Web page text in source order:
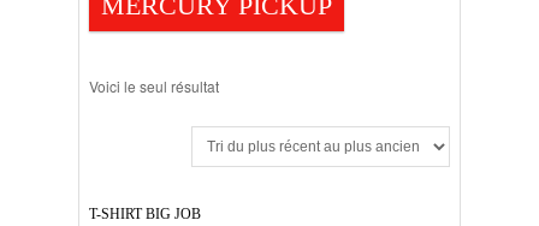
Voici le seul résultat
T-SHIRT BIG JOB